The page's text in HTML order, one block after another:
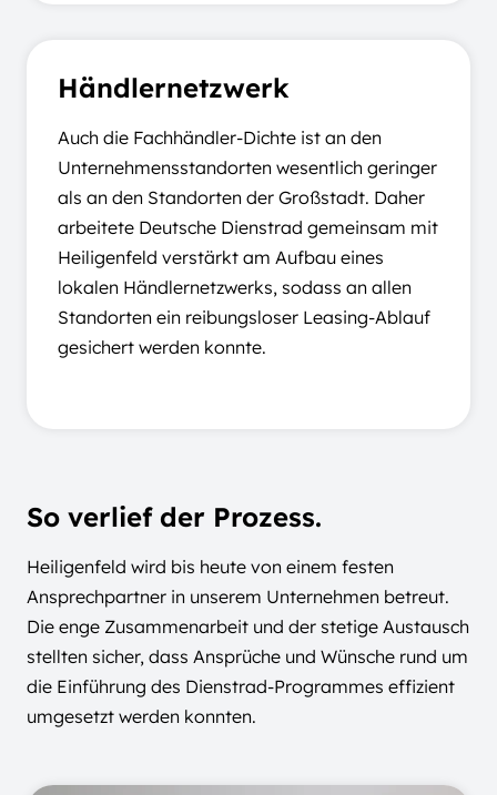
Händlernetzwerk
Auch die Fachhändler-Dichte ist an den
Unternehmensstandorten wesentlich geringer
als an den Standorten der Großstadt. Daher
arbeitete Deutsche Dienstrad gemeinsam mit
Heiligenfeld verstärkt am Aufbau eines
lokalen Händlernetzwerks, sodass an allen
Standorten ein reibungsloser Leasing-Ablauf
gesichert werden konnte.
So verlief der Prozess.
Heiligenfeld wird bis heute von einem festen
Ansprechpartner in unserem Unternehmen betreut.
Die enge Zusammenarbeit und der stetige Austausch
stellten sicher, dass Ansprüche und Wünsche rund um
die Einführung des Dienstrad-Programmes effizient
umgesetzt werden konnten.